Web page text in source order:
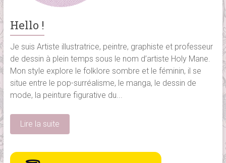
Hello !
Je suis Artiste illustratrice, peintre, graphiste et professeur
de dessin à plein temps sous le nom d’artiste Holy Mane.
Mon style explore le folklore sombre et le féminin, il se
situe entre le pop-surréalisme, le manga, le dessin de
mode, la peinture figurative du...
Lire la suite